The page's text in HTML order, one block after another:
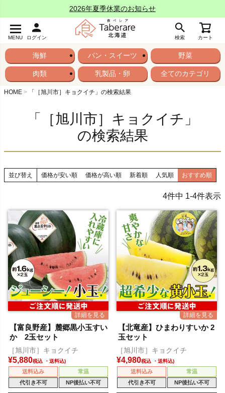
2026年夏季休業のお知らせ
MENU ログイン 検索 カート
海鮮 パン・スイーツ 野菜
肉類 乳製品・卵 全てのカテゴリ
HOME 「［旭川市］キョクイチ」の検索結果
「［旭川市］キョクイチ」
の検索結果
並び替え 価格が安い順 価格が高い順 新着順 人気順 おすすめ順
4件中 1-4件表示
【富良野産】麓郷黒小玉すい
か 2玉セット
［旭川市］キョクイチ
¥5,880税込
送料込み
常温
代引き不可
NP後払い不可
【北竜産】ひまわりすいか 2
玉セット
［旭川市］キョクイチ
¥4,980税込
送料込み
常温
代引き不可
NP後払い不可